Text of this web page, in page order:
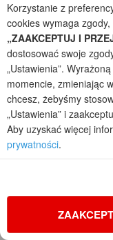
Dom w
2 4 2 1
POWIERZCHNIA DOMU
jednorodzinny z
Cena z kodem:
5 220 zł
Korzystanie z
cookies wymaga
„ZAAKCEPTUJ I
dostosować swoje
„Ustawienia”.
momencie, zmieniając
chcesz, żebyśmy
„Ustawienia” i
Aby uzyskać więcej
prywatności.